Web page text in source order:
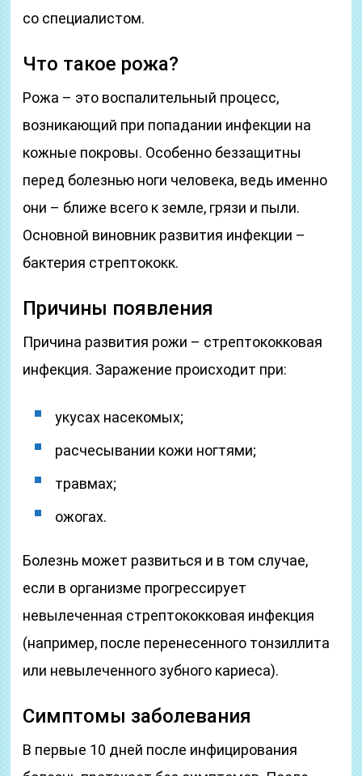
со специалистом.
Что такое рожа?
Рожа – это воспалительный процесс,
возникающий при попадании инфекции на
кожные покровы. Особенно беззащитны
перед болезнью ноги человека, ведь именно
они – ближе всего к земле, грязи и пыли.
Основной виновник развития инфекции –
бактерия стрептококк.
Причины появления
Причина развития рожи – стрептококковая
инфекция. Заражение происходит при:
укусах насекомых;
расчесывании кожи ногтями;
травмах;
ожогах.
Болезнь может развиться и в том случае,
если в организме прогрессирует
невылеченная стрептококковая инфекция
(например, после перенесенного тонзиллита
или невылеченного зубного кариеса).
Симптомы заболевания
В первые 10 дней после инфицирования